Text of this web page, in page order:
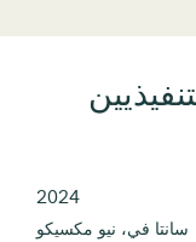
2024
سانتا في، نيو مكسيكو